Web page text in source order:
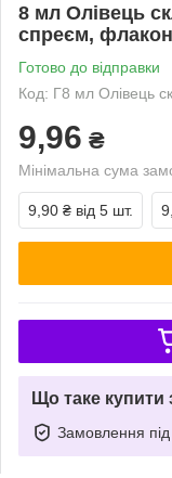
8 мл Олівець
спреєм,
Готово до відправки
Код: Г8 мл Олівець
9,96 ₴
Мінімальна сума
9,90 ₴ від 5 шт.
Що таке купити
Замовлення